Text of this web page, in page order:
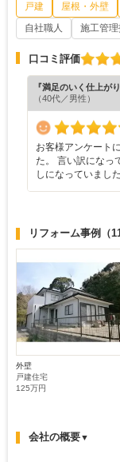
戸建 屋根・外壁
自社職人
施工管
口コミ評価
『満足のいく仕上が
（40代／男性）
お客様アンケート
た。 言い訳になっ
しになっていまし
リフォーム事例 （
外壁
戸建住宅
125万円
会社の概要▼